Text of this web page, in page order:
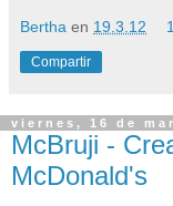
Bertha en 19.3.12
Compartir
viernes, 16 de
McBruji -
McDonald's